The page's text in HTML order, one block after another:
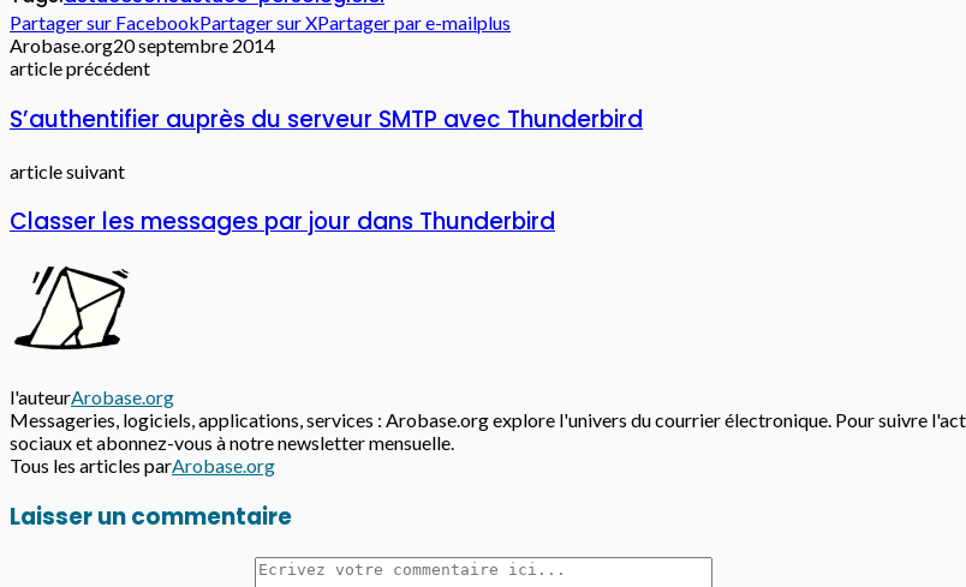
Partager sur FacebookPartager sur XPartager par e-mailplus
Arobase.org20 septembre 2014
article précédent
S’authentifier auprès du serveur SMTP avec Thunderbird
article suivant
Classer les messages par jour dans Thunderbird
l'auteurArobase.org
Messageries, logiciels, applications, services : Arobase.org explore l'univers du courrier électronique. Pour suivre
sociaux et abonnez-vous à notre newsletter mensuelle.
Tous les articles parArobase.org
Laisser un commentaire